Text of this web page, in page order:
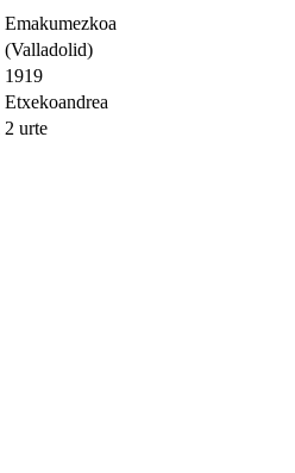
Emakumezkoa
(Valladolid)
1919
Etxekoandrea
2 urte